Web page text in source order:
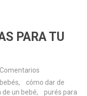
PARA TU
,
cómo dar de
un bebé,
purés para